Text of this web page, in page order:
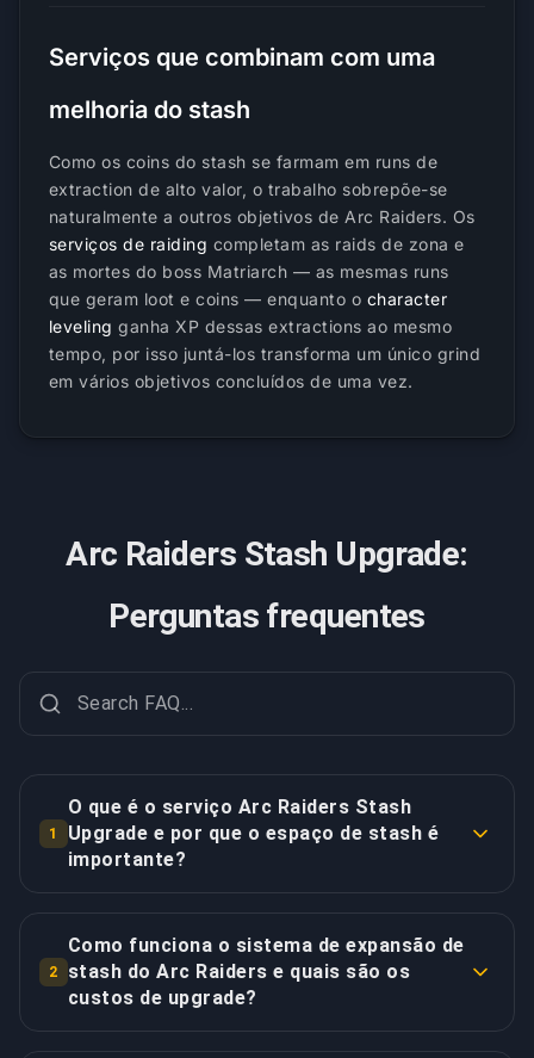
Serviços que combinam com uma
melhoria do stash
Como os coins do stash se farmam em runs de
extraction de alto valor, o trabalho sobrepõe-se
naturalmente a outros objetivos de Arc Raiders. Os
serviços de raiding completam as raids de zona e
as mortes do boss Matriarch — as mesmas runs
que geram loot e coins — enquanto o character
leveling ganha XP dessas extractions ao mesmo
tempo, por isso juntá-los transforma um único grind
em vários objetivos concluídos de uma vez.
Arc Raiders Stash Upgrade:
Perguntas frequentes
1
O que é o serviço Arc Raiders Stash
Upgrade e por que o espaço de stash é
importante?
de farming de coins que expande sistematicamente
sua capacidade de armazenamento persistente dos
64 slots padrão para os 280 slots máximos através
2
Como funciona o sistema de expansão de
stash do Arc Raiders e quais são os
custos de upgrade?